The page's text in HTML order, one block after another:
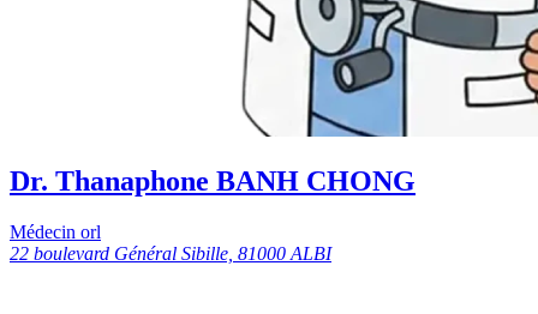
Dr. Thanaphone BANH CHONG
Médecin orl
22 boulevard Général Sibille, 81000 ALBI